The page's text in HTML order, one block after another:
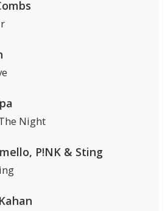
Night
P!NK & Sting